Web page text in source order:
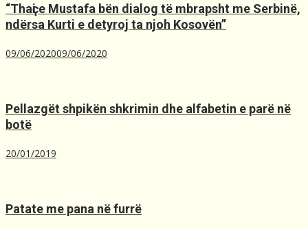
“Thaҫi e Mustafa bën dialog të mbrapsht me Serbinë,
ndërsa Kurti e detyroj ta njoh Kosovën”
09/06/202009/06/2020
Pellazgët shpikën shkrimin dhe alfabetin e parë në
botë
20/01/2019
Patate me pana në furrë